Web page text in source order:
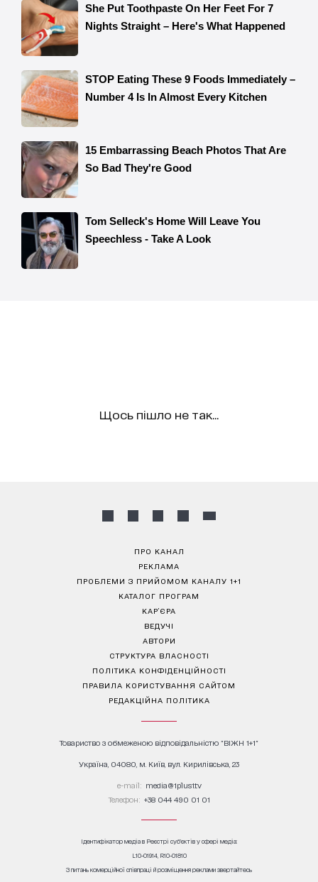
Щось пішло не так...
ПРО КАНАЛ
РЕКЛАМА
ПРОБЛЕМИ З ПРИЙОМОМ КАНАЛУ 1+1
КАТАЛОГ ПРОГРАМ
КАР’ЄРА
ВЕДУЧІ
АВТОРИ
СТРУКТУРА ВЛАСНОСТІ
ПОЛІТИКА КОНФІДЕНЦІЙНОСТІ
ПРАВИЛА КОРИСТУВАННЯ САЙТОМ
РЕДАКЦІЙНА ПОЛІТИКА
Товариство з обмеженою відповідальністю "ВІЖН 1+1"
Україна, 04080, м. Київ, вул. Кирилівська, 23
е-mail: media@1plus1.tv
Телефон: +38 044 490 01 01
Ідентифікатор медіа в Реєстрі суб’єктів у сфері медіа:
L10-01914, R10-01810
З питань комерційної співпраці й розміщення реклами звертайтесь